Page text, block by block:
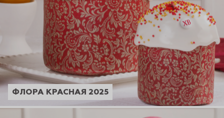
ФЛОРА КРАСНАЯ 2025